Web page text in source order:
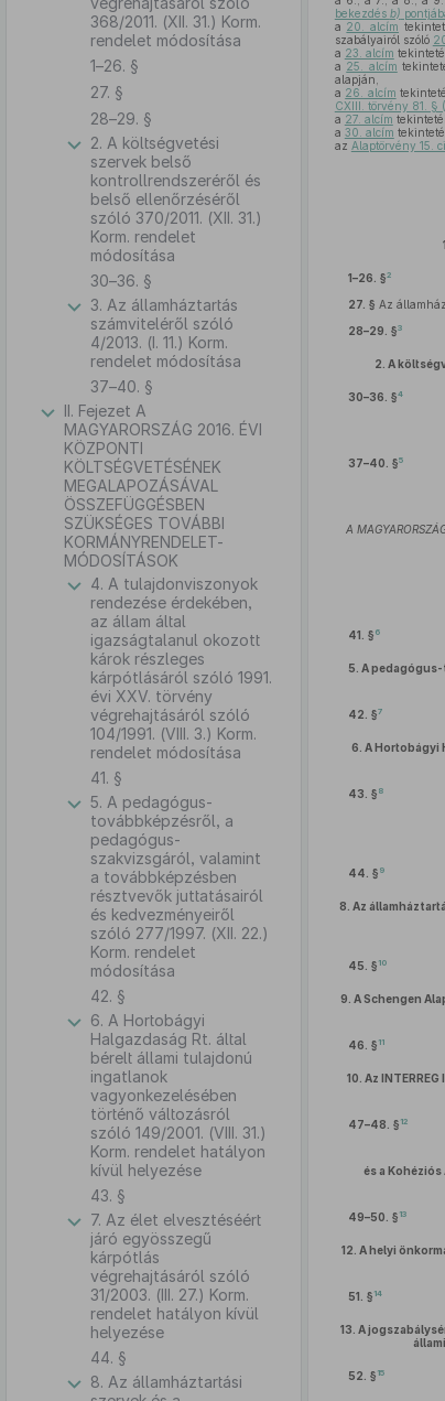
368/2011. (XII. 31.) Korm.
rendelet módosítása
1–26. §
27. §
28–29. §
2. A költségvetési
szervek belső
kontrollrendszeréről és
belső ellenőrzéséről
szóló 370/2011. (XII. 31.)
Korm. rendelet
módosítása
30–36. §
3. Az államháztartás
számviteléről szóló
4/2013. (I. 11.) Korm.
rendelet módosítása
37–40. §
II. Fejezet A
MAGYARORSZÁG 2016. ÉVI
KÖZPONTI
KÖLTSÉGVETÉSÉNEK
MEGALAPOZÁSÁVAL
ÖSSZEFÜGGÉSBEN
SZÜKSÉGES TOVÁBBI
KORMÁNYRENDELET-
MÓDOSÍTÁSOK
4. A tulajdonviszonyok
rendezése érdekében,
az állam által
igazságtalanul okozott
károk részleges
kárpótlásáról szóló 1991.
évi XXV. törvény
végrehajtásáról szóló
104/1991. (VIII. 3.) Korm.
rendelet módosítása
41. §
5. A pedagógus-
továbbképzésről, a
pedagógus-
szakvizsgáról, valamint
a továbbképzésben
résztvevők juttatásairól
és kedvezményeiről
szóló 277/1997. (XII. 22.)
Korm. rendelet
módosítása
42. §
6. A Hortobágyi
Halgazdaság Rt. által
bérelt állami tulajdonú
ingatlanok
vagyonkezelésében
történő változásról
szóló 149/2001. (VIII. 31.)
Korm. rendelet hatályon
kívül helyezése
43. §
7. Az élet elvesztéséért
járó egyösszegű
kárpótlás
végrehajtásáról szóló
31/2003. (III. 27.) Korm.
rendelet hatályon kívül
helyezése
44. §
8. Az államháztartási
bekezdés b)
a 20. alcím
szabályairól szóló
a 23. alcím
a 25. alcím
alapján,
a 26. alcím
CXIII. törvény 81. §
a 27. alcím
a 30. alcím
az Alaptörvény 15.
1.
1–26. §2
27. § Az
28–29. §3
2. A
30–36. §4
37–40. §5
A
41. § 6
5. A
42. §7
6. A Hortobágyi
43. § 8
44. § 9
8. Az
45. § 10
9. A Schengen
46. § 11
10. Az
47–48. § 12
és a
49–50. § 13
12. A helyi
51. § 14
13. A
52. § 15